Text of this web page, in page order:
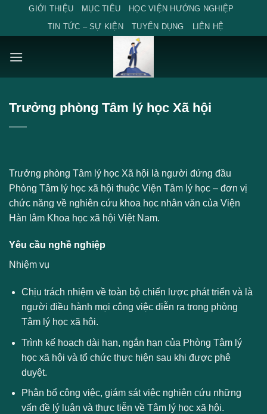
content
GIỚI THIỆU MỤC TIÊU
HỌC VIỆN HƯỚNG NGHIỆP
TIN TỨC – SỰ KIỆN
TUYỂN DỤNG LIÊN HỆ
Trưởng phòng Tâm lý học Xã hội
Trưởng phòng Tâm lý học Xã hội là người đứng đầu
Phòng Tâm lý học xã hội thuộc Viện Tâm lý học – đơn vị
chức năng về nghiên cứu khoa học nhân văn của Viện
Hàn lâm Khoa học xã hội Việt Nam.
Yêu cầu nghề nghiệp
Nhiệm vụ
Chịu trách nhiệm về toàn bộ chiến lược phát triển và là
người điều hành mọi công việc diễn ra trong phòng
Tâm lý học xã hội.
Trình kế hoạch dài hạn, ngắn hạn của Phòng Tâm lý
học xã hội và tổ chức thực hiện sau khi được phê
duyệt.
Phân bổ công việc, giám sát việc nghiên cứu những
vấn đề lý luận và thực tiễn về Tâm lý học xã hội.